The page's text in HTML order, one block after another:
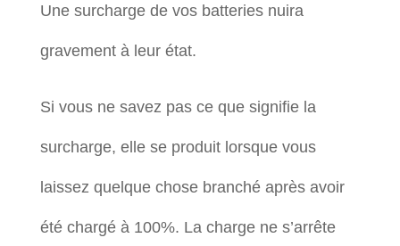
Une surcharge de vos batteries nuira
gravement à leur état.
Si vous ne savez pas ce que signifie la
surcharge, elle se produit lorsque vous
laissez quelque chose branché après avoir
été chargé à 100%. La charge ne s’arrête